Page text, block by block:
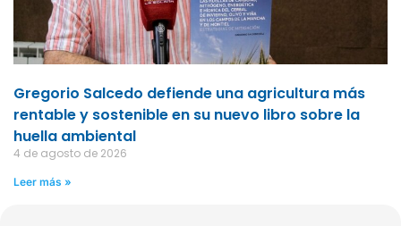
Gregorio Salcedo defiende una agricultura más
rentable y sostenible en su nuevo libro sobre la
huella ambiental
4 de agosto de 2026
Leer más »